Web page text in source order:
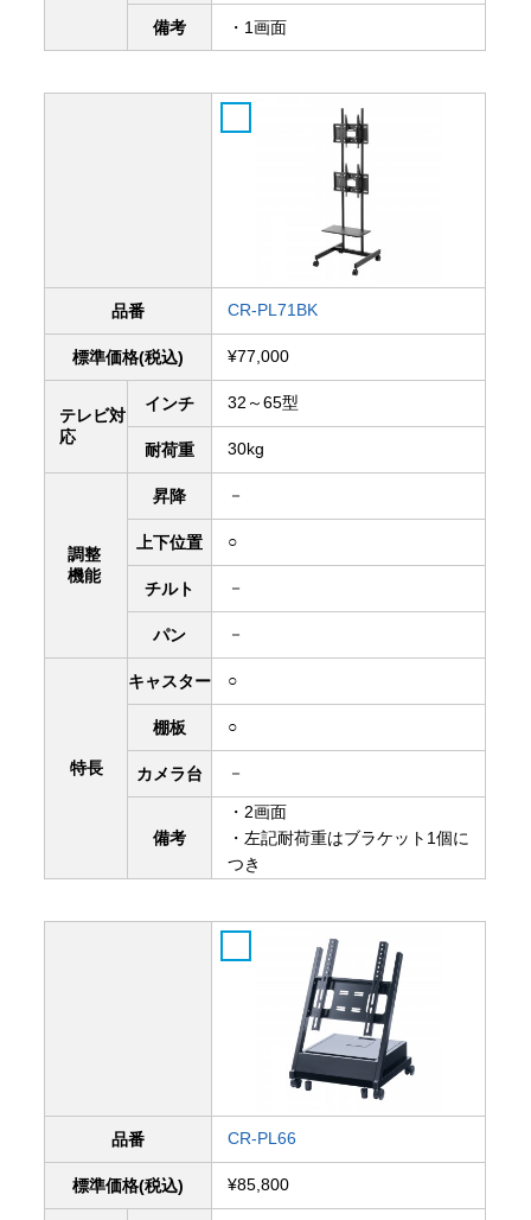
備考 ・1画面
品番 CR-PL71BK
標準価格(税込) ¥77,000
テレビ対
応
インチ 32～65型
耐荷重 30kg
調整
機能
昇降 －
上下位置 ○
チルト －
パン －
特長
キャスター ○
棚板 ○
カメラ台 －
備考
・2画面
・左記耐荷重はブラケット1個に
つき
品番 CR-PL66
標準価格(税込) ¥85,800